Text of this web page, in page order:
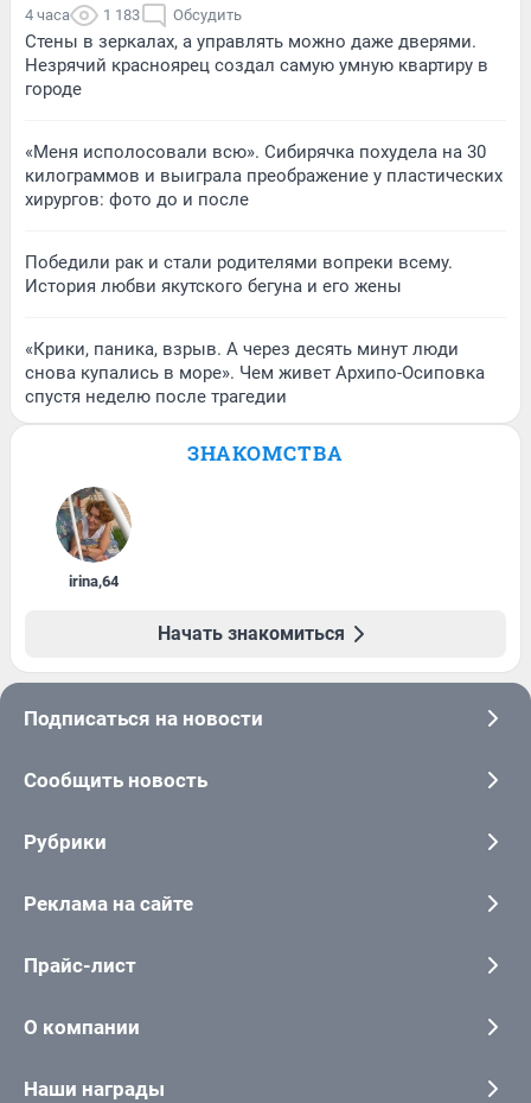
4 часа 1 183 Обсудить
Стены в зеркалах, а управлять можно даже дверями.
Незрячий красноярец создал самую умную квартиру в
городе
«Меня исполосовали всю». Сибирячка похудела на 30
килограммов и выиграла преображение у пластических
хирургов: фото до и после
Победили рак и стали родителями вопреки всему.
История любви якутского бегуна и его жены
«Крики, паника, взрыв. А через десять минут люди
снова купались в море». Чем живет Архипо-Осиповка
спустя неделю после трагедии
ЗНАКОМСТВА
irina,64
Начать знакомиться
Подписаться на новости
Сообщить новость
Рубрики
Реклама на сайте
Прайс-лист
О компании
Наши награды